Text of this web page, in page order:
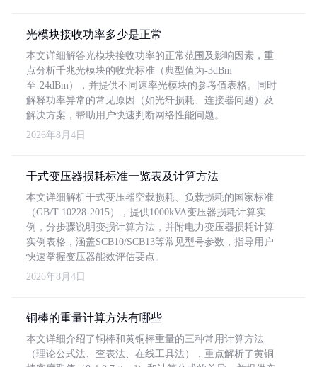
光模块接收功率多少是正常
本文详细解答光模块接收功率的正常范围及影响因素，重
点分析千兆光模块的收光标准（典型值为-3dBm
至-24dBm），并提供不同速率光模块的参考值表格。同时
解释功率异常的常见原因（如光纤损耗、连接器问题）及
解决方案，帮助用户快速判断网络性能问题。
2026年8月4日
干式变压器损耗标准一览表及计算方法
本文详细解析干式变压器空载损耗、负载损耗的国家标准
（GB/T 10228-2015），提供1000kVA变压器损耗计算实
例，分步骤说明变损计算方法，并附电力变压器损耗计算
实例表格，涵盖SCB10/SCB13等常见型号参数，指导用户
快速掌握变压器能效评估要点。
2026年8月4日
铜棒的重量计算方法有哪些
本文详细介绍了铜棒和黄铜棒重量的三种常用计算方法
（理论公式法、查表法、在线工具法），重点解析了黄铜